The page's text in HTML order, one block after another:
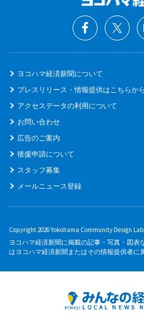
ヨコハマ経済新聞について
プレスリリース・情報提供はこちらから
アクセスデータの利用について
お問い合わせ
広告のご案内
後援申請について
スタッフ募集
メールニュース登録
Copyright 2026 Yokohama Community Design
ヨコハマ経済新聞に掲載の記事・写真・図表
はヨコハマ経済新聞またはその情報提供者に